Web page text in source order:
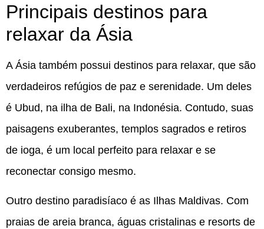
Principais destinos para
relaxar da Ásia
A Ásia também possui destinos para relaxar, que são
verdadeiros refúgios de paz e serenidade. Um deles
é Ubud, na ilha de Bali, na Indonésia. Contudo, suas
paisagens exuberantes, templos sagrados e retiros
de ioga, é um local perfeito para relaxar e se
reconectar consigo mesmo.
Outro destino paradisíaco é as Ilhas Maldivas. Com
praias de areia branca, águas cristalinas e resorts de